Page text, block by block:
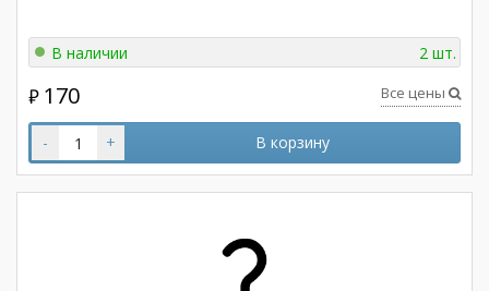
В наличии 2 шт.
₽ 170 Все цены
- + В корзину